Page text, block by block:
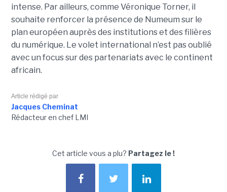
intense. Par ailleurs, comme Véronique Torner, il
souhaite renforcer la présence de Numeum sur le
plan européen auprès des institutions et des filières
du numérique. Le volet international n’est pas oublié
avec un focus sur des partenariats avec le continent
africain.
Article rédigé par
Jacques Cheminat
Rédacteur en chef LMI
Cet article vous a plu? Partagez le !